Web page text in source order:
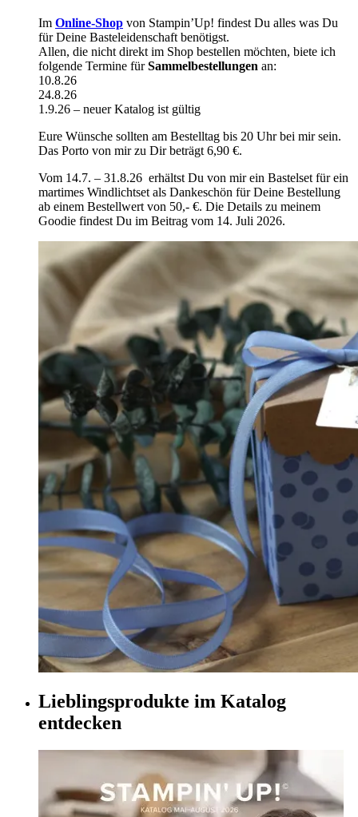
Im Online-Shop von Stampin’Up! findest Du alles was Du
für Deine Basteleidenschaft benötigst.
Allen, die nicht direkt im Shop bestellen möchten, biete ich
folgende Termine fürSammelbestellungen an:
10.8.26
24.8.26
1.9.26 – neuer Katalog ist gültig
Eure Wünsche sollten am Bestelltag bis 20 Uhr bei mir sein.
Das Porto von mir zu Dir beträgt 6,90 €.
Vom 14.7. – 31.8.26 erhältst Du von mir ein Bastelset für ein
martimes Windlichtset als Dankeschön für Deine Bestellung
ab einem Bestellwert von 50,- €. Die Details zu meinem
Goodie findest Du im Beitrag vom 14. Juli 2026.
Lieblingsprodukte im Katalog
entdecken